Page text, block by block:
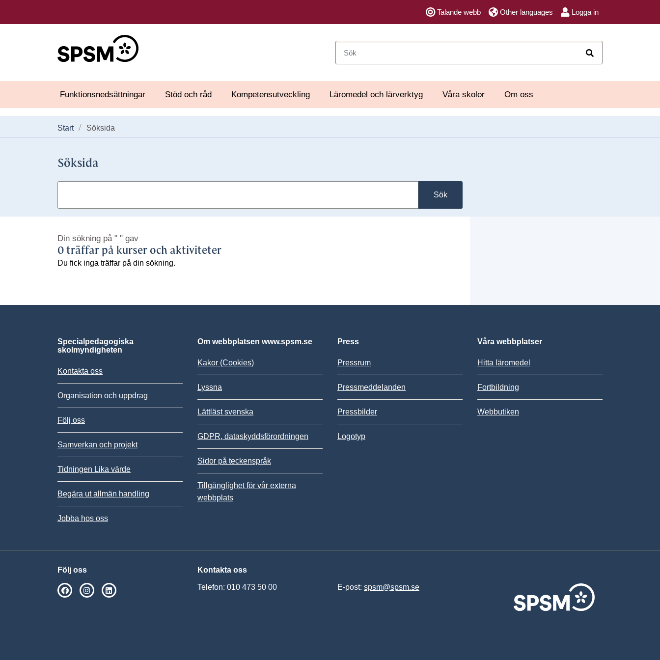
Talande webb Other languages Logga in
Funktionsnedsättningar Stöd och råd Kompetensutveckling Läromedel och lärverktyg Våra skolor Om oss
Start Söksida
Söksida
Sök
Din sökning på " " gav
0 träffar på kurser och aktiviteter
Du fick inga träffar på din sökning.
Specialpedagogiska
skolmyndigheten
Kontakta oss
Organisation och uppdrag
Följ oss
Samverkan och projekt
Tidningen Lika värde
Begära ut allmän handling
Jobba hos oss
Om webbplatsen www.spsm.se
Kakor (Cookies)
Lyssna
Lättläst svenska
GDPR, dataskyddsförordningen
Sidor på teckenspråk
Tillgänglighet för vår externa
webbplats
Press
Pressrum
Pressmeddelanden
Pressbilder
Logotyp
Våra webbplatser
Hitta läromedel
Fortbildning
Webbutiken
Följ oss
SPSM på Facebook
SPSM på Instagram
Kontakta oss
Telefon: 010 473 50 00 E-post: spsm@spsm.se